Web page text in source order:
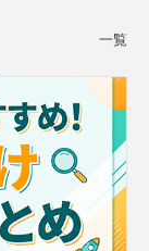
一覧